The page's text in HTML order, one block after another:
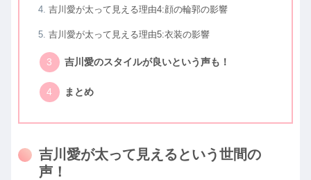
吉川愛が太って見える理由4:顔の輪郭の影響
吉川愛が太って見える理由5:衣装の影響
吉川愛のスタイルが良いという声も！
まとめ
吉川愛が太って見えるという世間の
声！